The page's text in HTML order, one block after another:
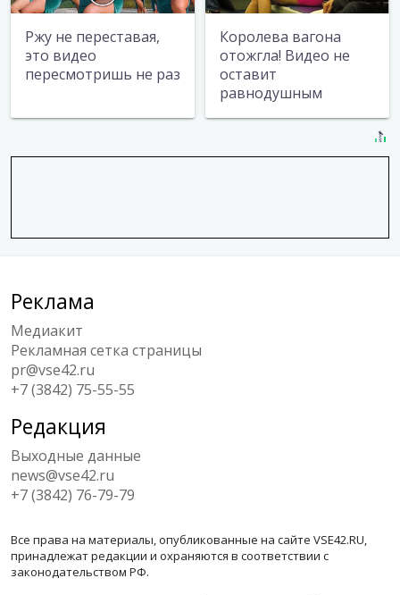
Ржу не переставая,
это видео
пересмотришь не раз
Королева вагона
отожгла! Видео не
оставит
равнодушным
Реклама
Медиакит
Рекламная сетка страницы
pr@vse42.ru
+7 (3842) 75-55-55
Редакция
Выходные данные
news@vse42.ru
+7 (3842) 76-79-79
Все права на материалы, опубликованные на сайте VSE42.RU,
принадлежат редакции и охраняются в соответствии с
законодательством РФ.